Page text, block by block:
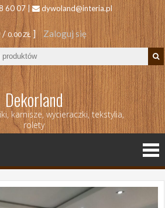
60 07 | dywoland@interia.pl
/0.00 ZŁ ] Zaloguj się
Dekorland
karnisze, wycieraczki, tekstylia,
rolety